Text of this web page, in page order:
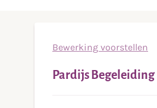
Bewerking voorstellen
Pardijs Begeleiding